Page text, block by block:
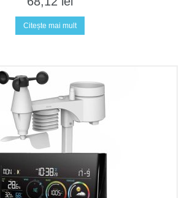
Citește mai mult